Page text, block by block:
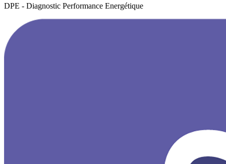
DPE - Diagnostic Performance Energétique